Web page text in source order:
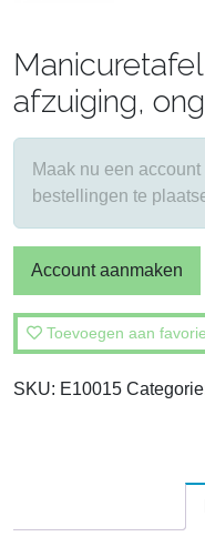
afzuiging,
Maak nu een
bestellingen te
Account aanmaken
Toevoegen aan
SKU: E10015